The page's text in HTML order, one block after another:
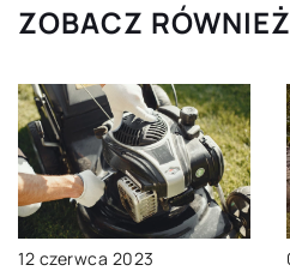
ZOBACZ RÓWNIEŻ
12 czerwca 2023